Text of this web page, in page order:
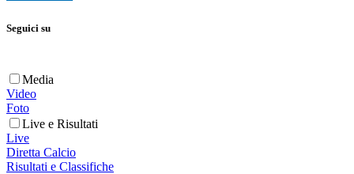
Seguici su
Media
Video
Foto
Live e Risultati
Live
Diretta Calcio
Risultati e Classifiche